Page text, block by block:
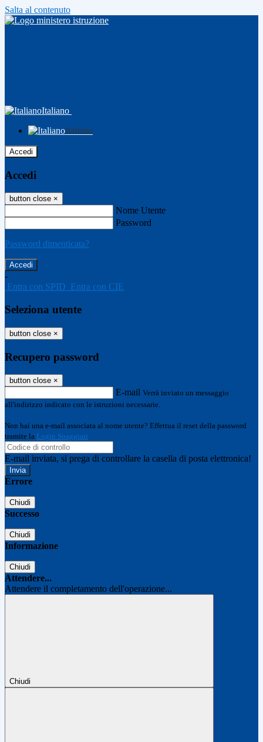
Salta al contenuto
Italiano
Italiano
Accedi
Accedi
button close ×
Nome Utente
Password
Password dimenticata?
-
Entra con SPID Entra con CIE
Seleziona utente
button close ×
Recupero password
button close ×
E-mail Verrà inviato un messaggio
all'indirizzo indicato con le istruzioni necessarie.
Non hai una e-mail associata al nome utente? Effettua il reset della password
tramite la Login Spaggiari
E-mail inviata, si prega di controllare la casella di posta elettronica!
Errore
Chiudi
Successo
Chiudi
Informazione
Chiudi
Attendere...
Attendere il completamento dell'operazione...
Chiudi